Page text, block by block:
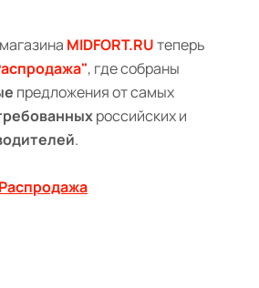
MIDFORT.RUтеперь
", где собраны
предложения от самых
российских и
.